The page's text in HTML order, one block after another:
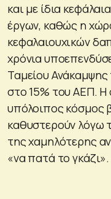
και με ίδια
έργων, καθώς η
κεφαλαιουχικών
χρόνια
Ταμείου
στο 15% του ΑΕΠ. Η
υπόλοιπος κόσμος
καθυστερούν λόγω
της χαμηλότερης
«να πατά το γκάζι».